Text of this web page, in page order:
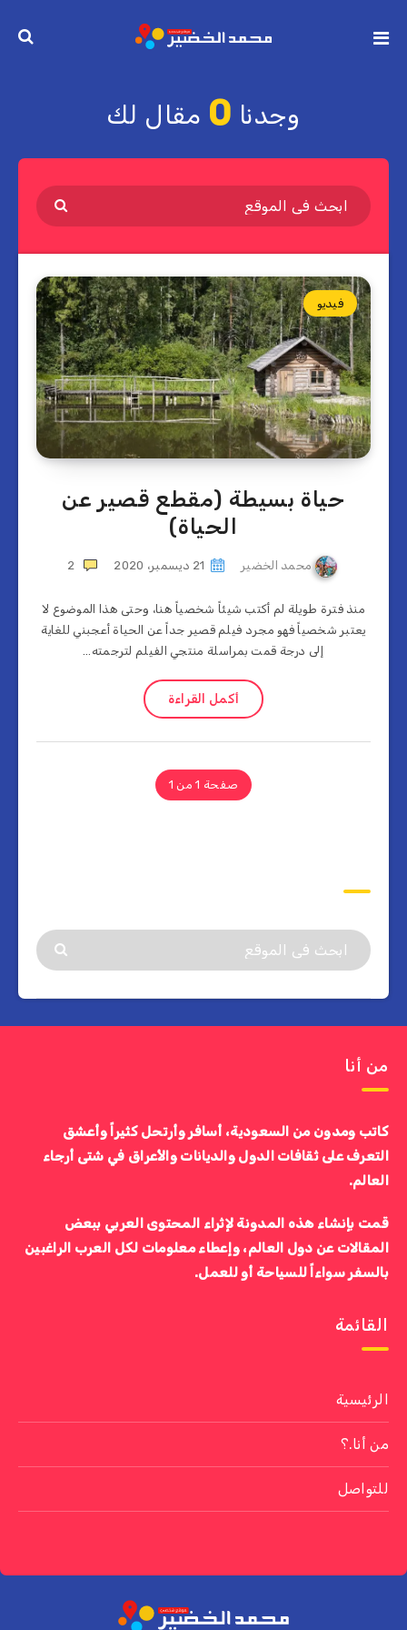
وجدنا 0 مقال لك
فيديو
حياة بسيطة (مقطع قصير عن
الحياة)
محمد الخضير 21 ديسمبر، 2020 2
منذ فترة طويلة لم أكتب شيئاً شخصياً هنا، وحتى هذا الموضوع لا
يعتبر شخصياً فهو مجرد فيلم قصير جداً عن الحياة أعجبني للغاية
إلى درجة قمت بمراسلة منتجي الفيلم لترجمته…
أكمل القراءة
صفحة 1 من 1
من أنا
كاتب ومدون من السعودية، أسافر وأرتحل كثيراً وأعشق
التعرف على ثقافات الدول والديانات والأعراق في شتى أرجاء
العالم.
قمت بإنشاء هذه المدونة لإثراء المحتوى العربي ببعض
المقالات عن دول العالم، وإعطاء معلومات لكل العرب الراغبين
بالسفر سواءاً للسياحة أو للعمل.
القائمة
الرئيسية
من أنا.؟
للتواصل